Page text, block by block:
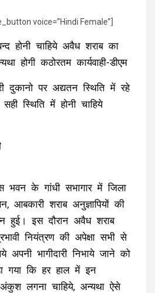
voice=”Hindi Female”]
होनी चाहिये अवैध शराब का
होगी कठोरतम कार्यवाही-डीएम
दुकानो पर अद्यतन स्थिति में रहे
स्थिति में होनी चाहिये
भवन के गांधी सभागार में जिला
आबकारी शराब अनुज्ञापियों की
हुई। इस दौरान अवैध शराब
नियंत्रण की अपेक्षा सभी से
भागीदारी निभाये जाने को
गया कि हर हाल में इन
अंकुश लगना चाहिये, अन्यथा ऐसे